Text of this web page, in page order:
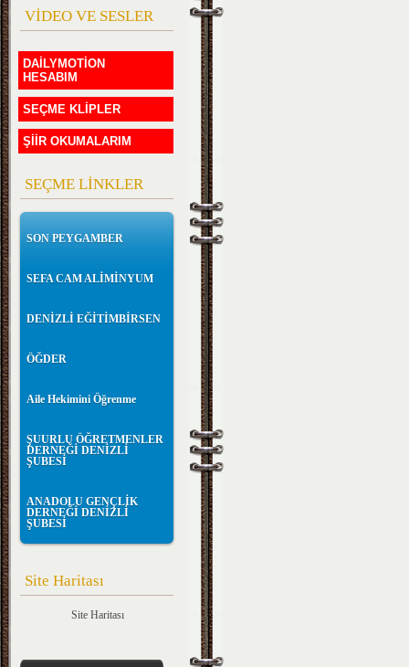
VİDEO VE SESLER
DAİLYMOTİON
HESABIM
SEÇME KLİPLER
ŞİİR OKUMALARIM
SEÇME LİNKLER
SON PEYGAMBER
SEFA CAM ALİMİNYUM
DENİZLİ EĞİTİMBİRSEN
ÖĞDER
Aile Hekimini Öğrenme
ŞUURLU ÖĞRETMENLER
DERNEĞİ DENİZLİ
ŞUBESİ
ANADOLU GENÇLİK
DERNEĞİ DENİZLİ
ŞUBESİ
Site Haritası
Site Haritası